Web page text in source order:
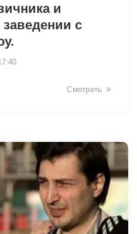
и
с
Смотреть